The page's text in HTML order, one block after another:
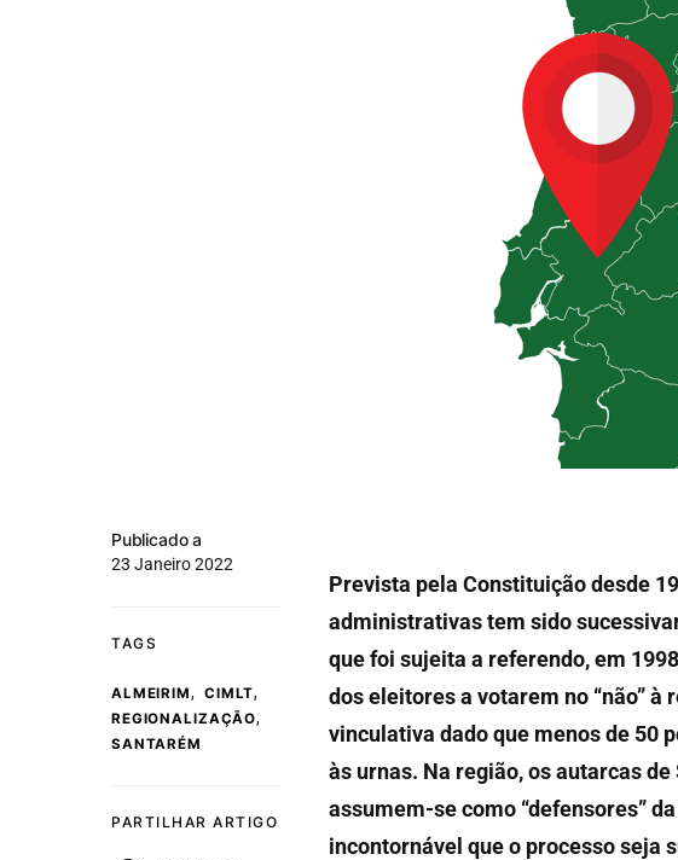
Publicado a
23 Janeiro 2022
TAGS
ALMEIRIM, CIMLT,
REGIONALIZAÇÃO,
SANTARÉM
PARTILHAR ARTIGO
Prevista pela Constituição desde
administrativas tem sido
que foi sujeita a referendo, em
dos eleitores a votarem no “não”
vinculativa dado que menos de 50
às urnas. Na região, os autarcas
assumem-se como “defensores”
incontornável que o processo seja